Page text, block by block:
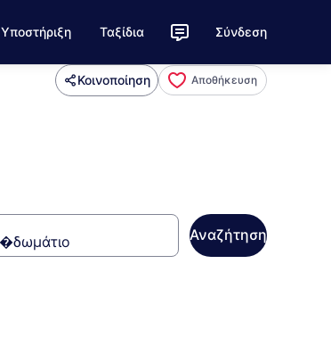
Υποστήριξη Ταξίδια Σύνδεση
Κοινοποίηση Αποθήκευση
Αναζήτηση